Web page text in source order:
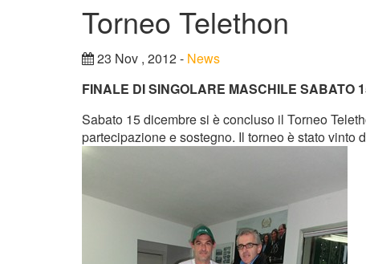
Torneo Telethon
23 Nov , 2012 - News
FINALE DI SINGOLARE MASCHILE SABATO
Sabato 15 dicembre si è concluso il Torneo
partecipazione e sostegno. Il torneo è stato vinto